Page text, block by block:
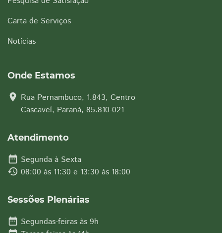
Carta de Serviços
Notícias
Onde Estamos
location_on Rua Pernambuco, 1.843, Centro
Cascavel, Paraná, 85.810-021
Atendimento
date_range Segunda à Sexta
history 08:00 às 11:30 e 13:30 às 18:00
Sessões Plenárias
date_range Segundas-feiras às 9h